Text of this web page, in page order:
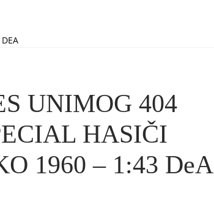
UNIMOG 404
HASIČI
1960 – 1:43 DeA